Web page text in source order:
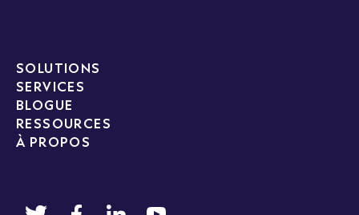
SOLUTIONS
SERVICES
BLOGUE
RESSOURCES
À PROPOS